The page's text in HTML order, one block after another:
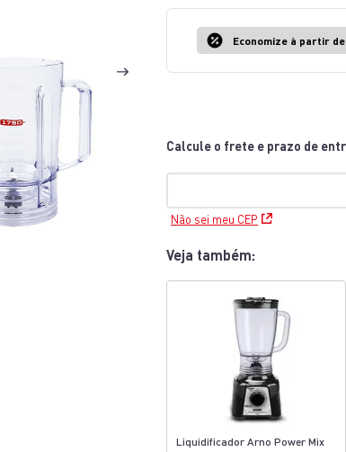
Economize à partir de
Não sei meu CEP
Veja também:
Liquidificador Arno Power Mix
aspirador x-force 9 60